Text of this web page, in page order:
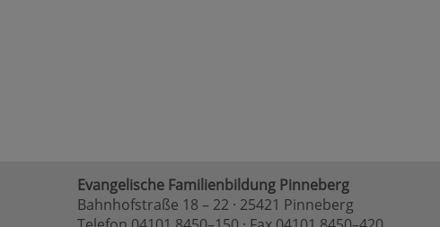
Evangelische Familienbildung Pinneberg
Bahnhofstraße 18 – 22 · 25421 Pinneberg